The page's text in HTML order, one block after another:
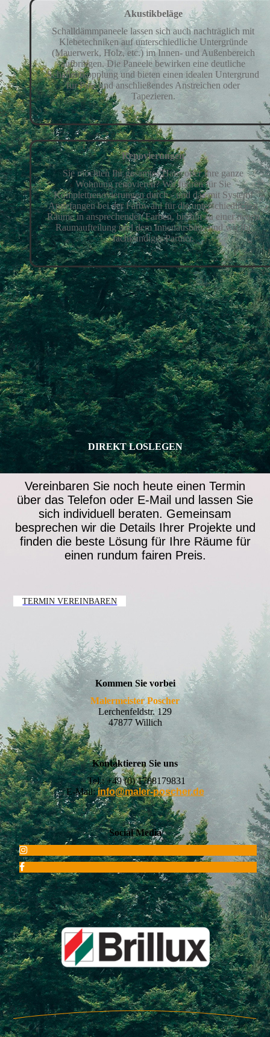
Akustikbeläge
Schalldämmpaneele lassen sich auch nachträglich mit
Klebetechniken auf unterschiedliche Untergründe
(Mauerwerk, Holz, etc.) im Innen- und Außenbereich
aufbringen. Die Paneele bewirken eine deutliche
Schallentkopplung und bieten einen idealen Untergrund
für Putz und anschließendes Anstreichen oder
Tapezieren.
Renovierungen
Sie möchten Ihr gesamtes Haus oder Ihre ganze
Wohnung renovieren? Wir führen für Sie
Komplettrenovierungen durch - und das mit System!
Angefangen bei der Farbwahl für die unterschiedlichen
Räume in ansprechenden Farben, bis hin zu einer neuen
Raumaufteilung und dem Innenausbau, sind wir Ihr
fachkundiger Partner.
DIREKT LOSLEGEN
Vereinbaren Sie noch heute einen Termin
über das Telefon oder E-Mail und lassen Sie
sich individuell beraten. Gemeinsam
besprechen wir die Details Ihrer Projekte und
finden die beste Lösung für Ihre Räume für
einen rundum fairen Preis.
TERMIN VEREINBAREN
Kommen Sie vorbei
Malermeister Poscher
Lerchenfeldstr. 129
47877 Willich
Kontaktieren Sie uns
Tel.:+49 (0) 1788179831
E-Mail:info@maler-poscher.de
Social Media